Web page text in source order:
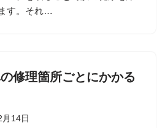
す。それ…
修理箇所ごとにかかる
14日